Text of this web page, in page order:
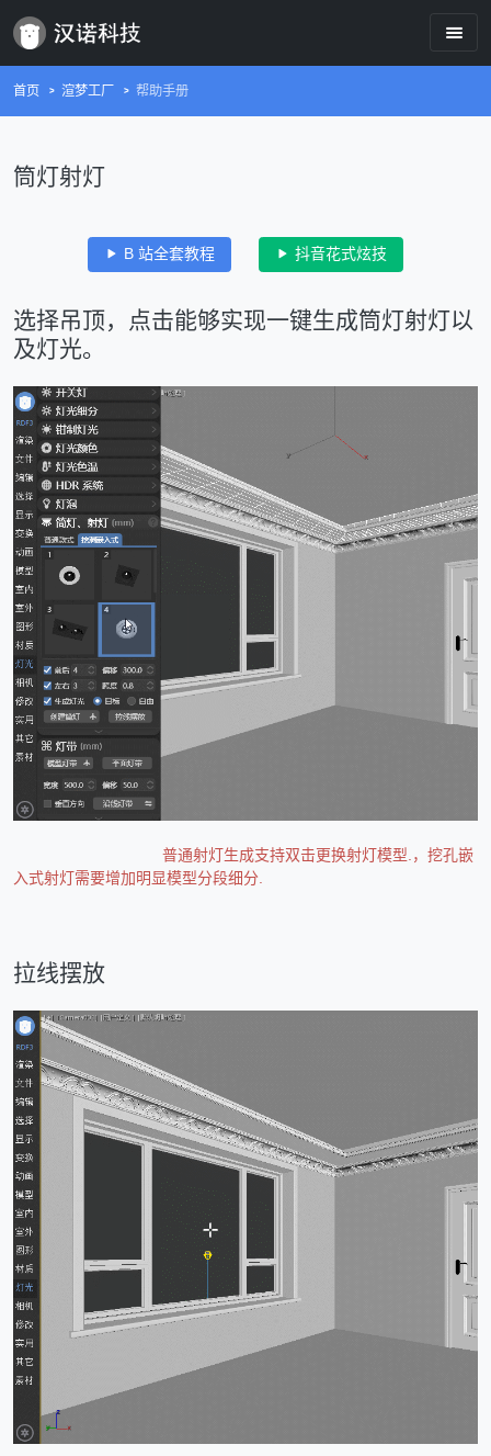
首页 渲梦工厂 帮助手册
筒灯射灯
B 站全套教程 抖音花式炫技
选择吊顶，点击能够实现一键生成筒灯射灯以
及灯光。
普通射灯生成支持双击更换射灯模型.，挖孔嵌
入式射灯需要增加明显模型分段细分.
拉线摆放